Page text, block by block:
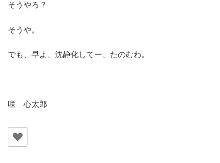
そうやろ？
そうや。
でも、早よ、沈静化してー、たのむわ。
咲 心太郎